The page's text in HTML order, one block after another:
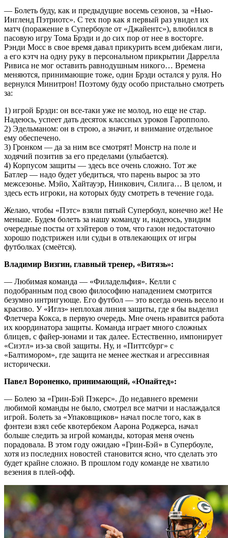
— Болеть буду, как и предыдущие восемь сезонов, за «Нью-
Ингленд Пэтриотс». С тех пор как я первый раз увидел их
матч (поражение в Супербоуле от «Джайентс»), влюбился в
пасовую игру Тома Брэди и до сих пор от нее в восторге.
Рэнди Мосс в свое время давал прикурить всем дибекам лиги,
а его кэтч на одну руку в персональном прикрытии Даррелла
Ривиса не мог оставить равнодушным никого… Времена
меняются, принимающие тоже, один Брэди остался у руля. Но
вернулся Минитрон! Поэтому буду особо пристально смотреть
за:
1) игрой Брэди: он все-таки уже не молод, но еще не стар.
Надеюсь, успеет дать десяток классных уроков Гаропполо.
2) Эдельманом: он в строю, а значит, и внимание отдельное
ему обеспечено.
3) Гронком — да за ним все смотрят! Монстр на поле и
ходячий позитив за его пределами (улыбается).
4) Корпусом защиты — здесь все очень сложно. Тот же
Батлер — надо будет убедиться, что парень вырос за это
межсезонье. Мэйо, Хайтауэр, Нинкович, Силига… В целом, и
здесь есть игроки, на которых буду смотреть в течение года.
Желаю, чтобы «Пэтс» взяли пятый Супербоул, конечно же! Не
меньше. Будем болеть за нашу команду и, надеюсь, увидим
очередные посты от хэйтеров о том, что газон недостаточно
хорошо подстрижен или судьи в отвлекающих от игры
футболках (смеётся).
Владимир Визгин, главный тренер, «Витязь»:
— Любимая команда — «Филадельфия». Келли с
подобранным под свою философию нападением смотрится
безумно интригующе. Его футбол — это всегда очень весело и
красиво. У «Иглз» неплохая линия защиты, где я бы выделил
Флетчера Кокса, в первую очередь. Мне очень нравится работа
их координатора защиты. Команда играет много сложных
блицев, с файер-зонами и так далее. Естественно, импонирует
«Сиэтл» из-за свой защиты. Ну, и «Питтсбург» с
«Балтимором», где защита не менее жесткая и агрессивная
исторически.
Павел Вороненко, принимающий, «Юнайтед»:
— Болею за «Грин-Бэй Пэкерс». До недавнего времени
любимой команды не было, смотрел все матчи и наслаждался
игрой. Болеть за «Упаковщиков» начал после того, как в
фэнтези взял себе квотербеком Аарона Роджерса, начал
больше следить за игрой команды, которая меня очень
порадовала. В этом году ожидаю «Грин-Бэй» в Супербоуле,
хотя из последних новостей становится ясно, что сделать это
будет крайне сложно. В прошлом году команде не хватило
везения в плей-офф.